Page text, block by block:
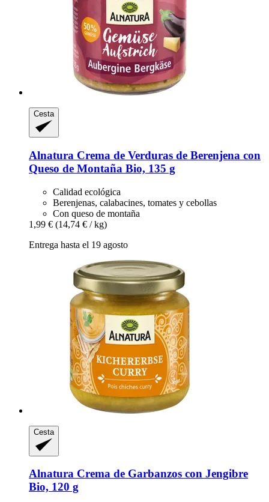
Cesta
Alnatura Crema de Verduras de Berenjena con
Queso de Montaña Bio, 135 g
Calidad ecológica
Berenjenas, calabacines, tomates y cebollas
Con queso de montaña
1,99 € (14,74 € / kg)
Entrega hasta el 19 agosto
Cesta
Alnatura Crema de Garbanzos con Jengibre
Bio, 120 g